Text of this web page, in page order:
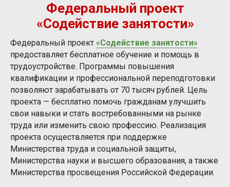
Федеральный проект
«Содействие занятости»
Федеральный проект «Содействие занятости»
предоставляет бесплатное обучение и помощь в
трудоустройстве. Программы повышения
квалификации и профессиональной переподготовки
позволяют зарабатывать от 70 тысяч рублей. Цель
проекта — бесплатно помочь гражданам улучшить
свои навыки и стать востребованными на рынке
труда или изменить свою профессию. Реализация
проекта осуществляется при поддержке
Министерства труда и социальной защиты,
Министерства науки и высшего образования, а также
Министерства просвещения Российской Федерации.